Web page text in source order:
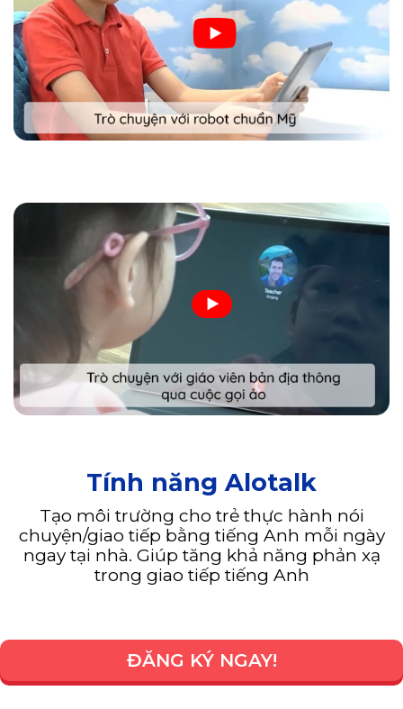
Tính năng Alotalk
Tạo môi trường cho trẻ thực hành nói
chuyện/giao tiếp bằng tiếng Anh mỗi ngày
ngay tại nhà. Giúp tăng khả năng phản xạ
trong giao tiếp tiếng Anh
ĐĂNG KÝ NGAY!